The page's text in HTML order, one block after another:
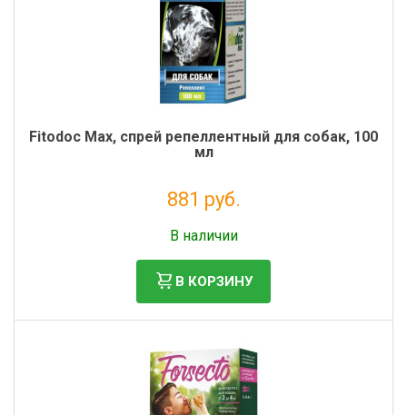
Fitodoc Max, спрей репеллентный для собак, 100
мл
881 руб.
В наличии
В КОРЗИНУ